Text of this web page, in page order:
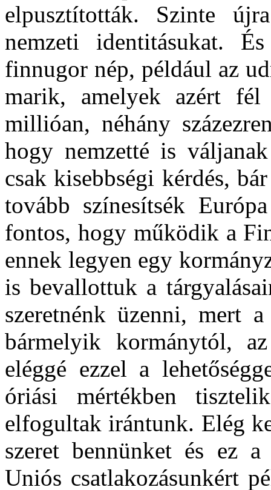
elpusztították. Szinte
nemzeti identitásukat.
finnugor nép, például az
marik, amelyek azért
millióan, néhány
hogy nemzetté is
csak kisebbségi kérdés,
tovább színesítsék
fontos, hogy működik a
ennek legyen egy
is bevallottuk a
szeretnénk üzenni, mert
bármelyik kormánytól,
eléggé ezzel a
óriási mértékben
elfogultak irántunk. Elég
szeret bennünket és ez
Uniós csatlakozásunkért